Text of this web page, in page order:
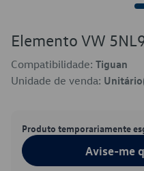
Elemento VW
Compatibilidade: Tiguan
Unidade de venda:
Produto temporariamente
Avise-me